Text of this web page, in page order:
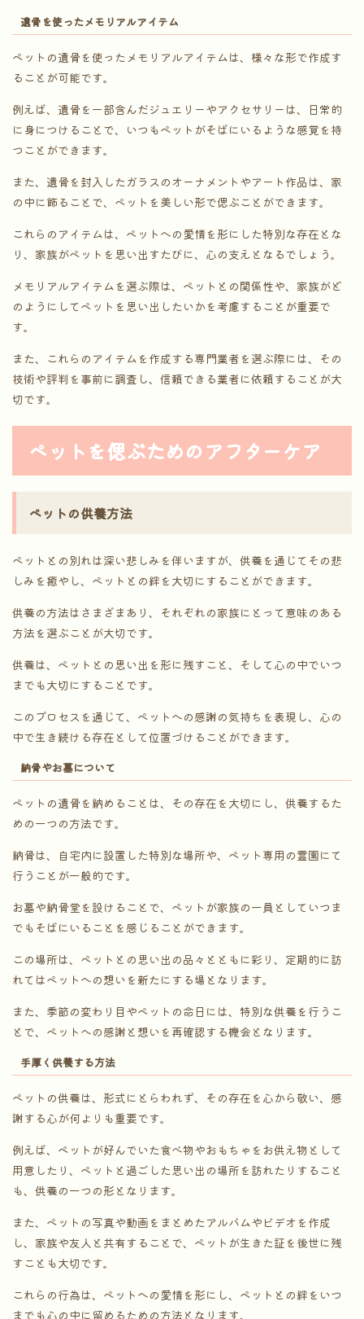
遺骨を使ったメモリアルアイテム
ペットの遺骨を使ったメモリアルアイテムは、様々な形で作成す
ることが可能です。
例えば、遺骨を一部含んだジュエリーやアクセサリーは、日常的
に身につけることで、いつもペットがそばにいるような感覚を持
つことができます。
また、遺骨を封入したガラスのオーナメントやアート作品は、家
の中に飾ることで、ペットを美しい形で偲ぶことができます。
これらのアイテムは、ペットへの愛情を形にした特別な存在とな
り、家族がペットを思い出すたびに、心の支えとなるでしょう。
メモリアルアイテムを選ぶ際は、ペットとの関係性や、家族がど
のようにしてペットを思い出したいかを考慮することが重要で
す。
また、これらのアイテムを作成する専門業者を選ぶ際には、その
技術や評判を事前に調査し、信頼できる業者に依頼することが大
切です。
ペットを偲ぶためのアフターケア
ペットの供養方法
ペットとの別れは深い悲しみを伴いますが、供養を通じてその悲
しみを癒やし、ペットとの絆を大切にすることができます。
供養の方法はさまざまあり、それぞれの家族にとって意味のある
方法を選ぶことが大切です。
供養は、ペットとの思い出を形に残すこと、そして心の中でいつ
までも大切にすることです。
このプロセスを通じて、ペットへの感謝の気持ちを表現し、心の
中で生き続ける存在として位置づけることができます。
納骨やお墓について
ペットの遺骨を納めることは、その存在を大切にし、供養するた
めの一つの方法です。
納骨は、自宅内に設置した特別な場所や、ペット専用の霊園にて
行うことが一般的です。
お墓や納骨堂を設けることで、ペットが家族の一員としていつま
でもそばにいることを感じることができます。
この場所は、ペットとの思い出の品々とともに彩り、定期的に訪
れてはペットへの想いを新たにする場となります。
また、季節の変わり目やペットの命日には、特別な供養を行うこ
とで、ペットへの感謝と想いを再確認する機会となります。
手厚く供養する方法
ペットの供養は、形式にとらわれず、その存在を心から敬い、感
謝する心が何よりも重要です。
例えば、ペットが好んでいた食べ物やおもちゃをお供え物として
用意したり、ペットと過ごした思い出の場所を訪れたりすること
も、供養の一つの形となります。
また、ペットの写真や動画をまとめたアルバムやビデオを作成
し、家族や友人と共有することで、ペットが生きた証を後世に残
すことも大切です。
これらの行為は、ペットへの愛情を形にし、ペットとの絆をいつ
までも心の中に留めるための方法となります。